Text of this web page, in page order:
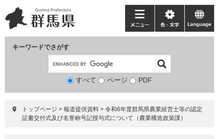
ー
ジ
ニ
ュ
て
キーワードでさがす
検
象
すべて ページ PDF
メ
ニ
ー
色・
文
language
トップページ > 報道提供資料 > 令和6年度群馬県農業経営士等の認定
証書交付式及び名誉称号記授与式について（農業構造政策課）